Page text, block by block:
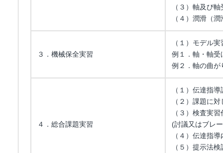
（３）軸及び
（４）潤滑（
３．機械保全実習
（１）モデル実
例１．軸・軸受
例２．軸の曲が
４．総合課題実習
（１）伝達指
（２）課題に
（３）検査実
(討議又はブレ
（４）伝達指
（５）提示法